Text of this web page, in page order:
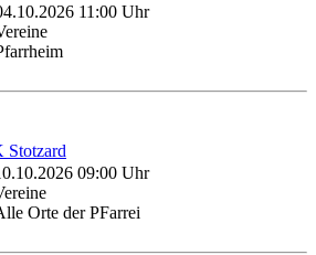
11:00 Uhr
Stotzard
09:00 Uhr
Orte der PFarrei